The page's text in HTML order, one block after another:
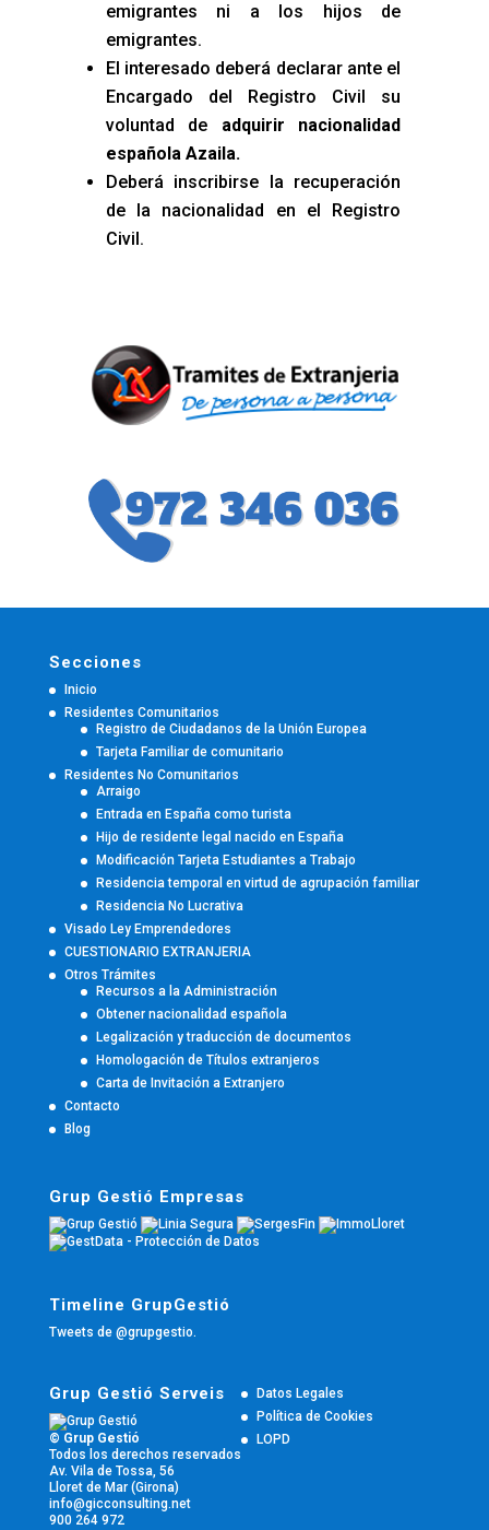
emigrantes ni a los hijos de
emigrantes.
El interesado deberá declarar ante el
Encargado del Registro Civil su
voluntad de adquirir nacionalidad
española Azaila.
Deberá inscribirse la recuperación
de la nacionalidad en el Registro
Civil.
Secciones
Inicio
Residentes Comunitarios
Registro de Ciudadanos de la Unión Europea
Tarjeta Familiar de comunitario
Residentes No Comunitarios
Arraigo
Entrada en España como turista
Hijo de residente legal nacido en España
Modificación Tarjeta Estudiantes a Trabajo
Residencia temporal en virtud de agrupación familiar
Residencia No Lucrativa
Visado Ley Emprendedores
CUESTIONARIO EXTRANJERIA
Otros Trámites
Recursos a la Administración
Obtener nacionalidad española
Legalización y traducción de documentos
Homologación de Títulos extranjeros
Carta de Invitación a Extranjero
Contacto
Blog
Grup Gestió Empresas
Timeline GrupGestió
Tweets de @grupgestio.
Grup Gestió Serveis
© Grup Gestió
Todos los derechos reservados
Av. Vila de Tossa, 56
Lloret de Mar (Girona)
info@gicconsulting.net
900 264 972
Datos Legales
Política de Cookies
LOPD